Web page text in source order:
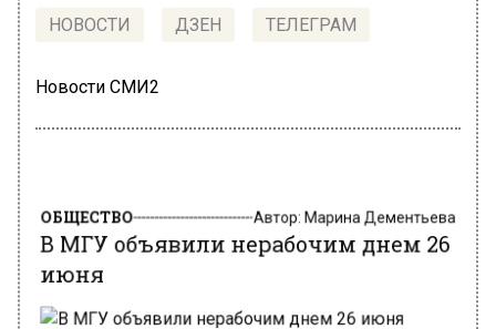
НОВОСТИ ДЗЕН ТЕЛЕГРАМ
Новости СМИ2
В МГУ объявили нерабочим днем 26
июня